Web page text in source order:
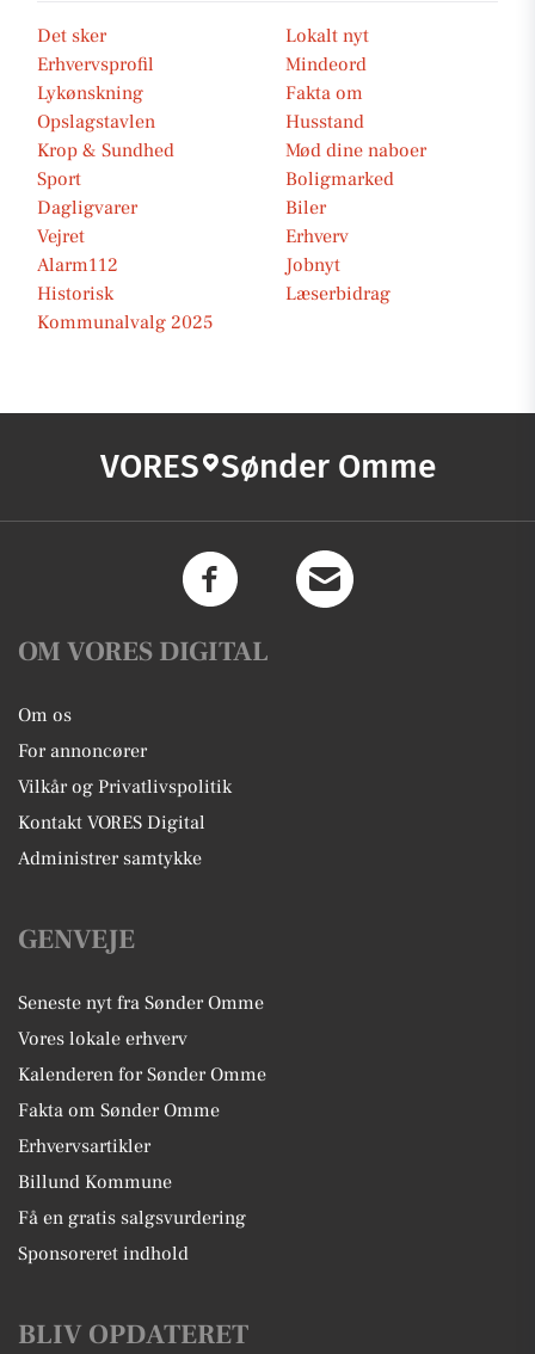
Det sker
Lokalt nyt
Erhvervsprofil
Mindeord
Lykønskning
Fakta om
Opslagstavlen
Husstand
Krop & Sundhed
Mød dine naboer
Sport
Boligmarked
Dagligvarer
Biler
Vejret
Erhverv
Alarm112
Jobnyt
Historisk
Læserbidrag
Kommunalvalg 2025
VORES Sønder Omme
OM VORES DIGITAL
Om os
For annoncører
Vilkår og Privatlivspolitik
Kontakt VORES Digital
Administrer samtykke
GENVEJE
Seneste nyt fra Sønder Omme
Vores lokale erhverv
Kalenderen for Sønder Omme
Fakta om Sønder Omme
Erhvervsartikler
Billund Kommune
Få en gratis salgsvurdering
Sponsoreret indhold
BLIV OPDATERET